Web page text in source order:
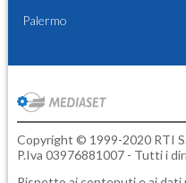
Palermo
Copyright © 1999-2020 RTI
P.Iva 03976881007 - Tutti i